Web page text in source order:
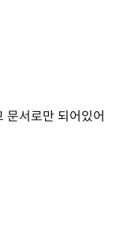
문서로만 되어있어